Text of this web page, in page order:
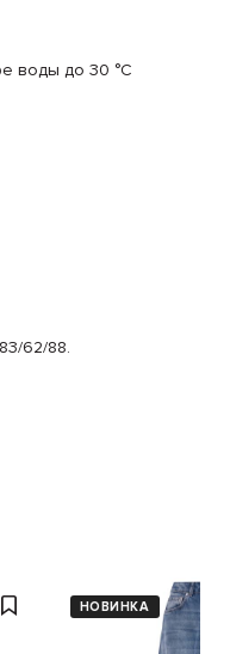
воды до 30 °C
62/88.
НОВИНКА